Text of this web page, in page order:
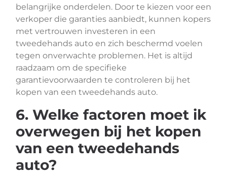
belangrijke onderdelen. Door te kiezen voor een
verkoper die garanties aanbiedt, kunnen kopers
met vertrouwen investeren in een
tweedehands auto en zich beschermd voelen
tegen onverwachte problemen. Het is altijd
raadzaam om de specifieke
garantievoorwaarden te controleren bij het
kopen van een tweedehands auto.
6. Welke factoren moet ik
overwegen bij het kopen
van een tweedehands
auto?